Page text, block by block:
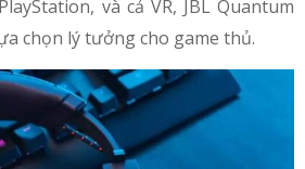
và cả VR, JBL Quantum
chọn lý tưởng cho game thủ.